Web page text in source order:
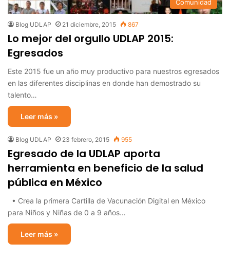
Comunidad
Blog UDLAP 21 diciembre, 2015 867
Lo mejor del orgullo UDLAP 2015:
Egresados
Este 2015 fue un año muy productivo para nuestros egresados
en las diferentes disciplinas en donde han demostrado su
talento…
Leer más »
Blog UDLAP 23 febrero, 2015 955
Egresado de la UDLAP aporta
herramienta en beneficio de la salud
pública en México
• Crea la primera Cartilla de Vacunación Digital en México
para Niños y Niñas de 0 a 9 años…
Leer más »